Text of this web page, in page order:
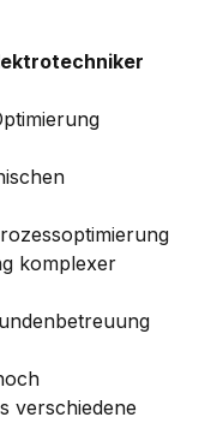
komplexer
verschiedene